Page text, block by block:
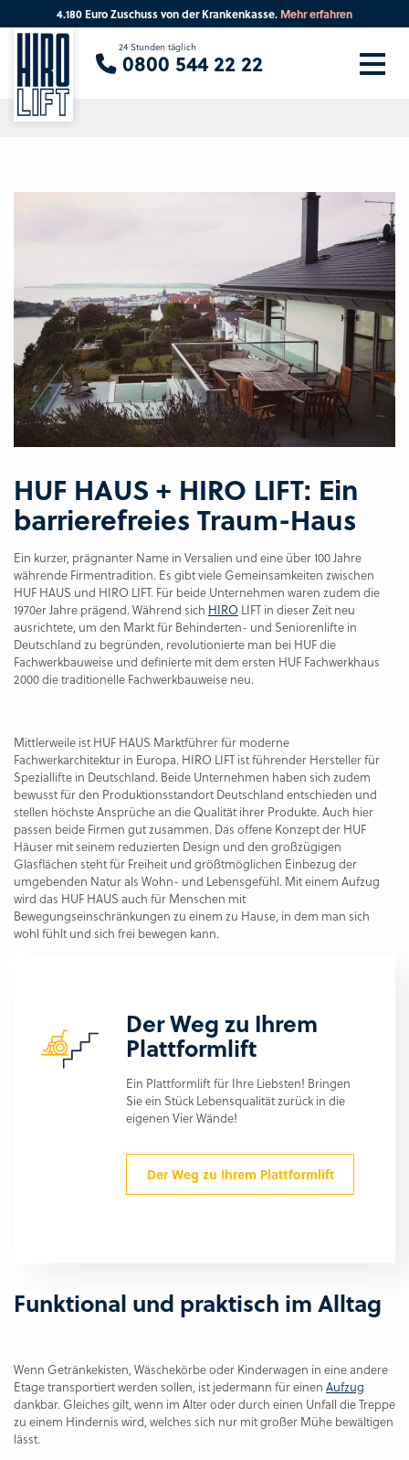
HUF HAUS + HIRO LIFT: Ein
barrierefreies Traum-Haus
Ein kurzer, prägnanter Name in Versalien und eine über 100 Jahre
währende Firmentradition. Es gibt viele Gemeinsamkeiten zwischen
HUF HAUS und HIRO LIFT. Für beide Unternehmen waren zudem die
1970er Jahre prägend. Während sich HIRO LIFT in dieser Zeit neu
ausrichtete, um den Markt für Behinderten- und Seniorenlifte in
Deutschland zu begründen, revolutionierte man bei HUF die
Fachwerkbauweise und definierte mit dem ersten HUF Fachwerkhaus
2000 die traditionelle Fachwerkbauweise neu.
Mittlerweile ist HUF HAUS Marktführer für moderne
Fachwerkarchitektur in Europa. HIRO ­LIFT ist führender Hersteller für
Speziallifte in Deutschland. Beide Unternehmen haben sich zudem
bewusst für den Produktionsstandort Deutschland entschieden und
stellen höchste Ansprüche an die Qualität ihrer Produkte. Auch hier
passen beide Firmen gut zusammen. Das offene Konzept der HUF
Häuser mit seinem reduzierten Design und den großzügigen
Glasflächen steht für Freiheit und größtmöglichen Einbezug der
umgebenden Natur als Wohn- und Lebensgefühl. Mit einem Aufzug
wird das HUF HAUS auch für Menschen mit
Bewegungseinschränkungen zu einem zu Hause, in dem man sich
wohl fühlt und sich frei bewegen kann.
Der Weg zu Ihrem
Plattformlift
Ein Plattformlift für Ihre Liebsten! Bringen
Sie ein Stück Lebensqualität zurück in die
eigenen Vier Wände!
Der Weg zu Ihrem Plattformlift
Funktional und praktisch im Alltag
Wenn Getränkekisten, Wäschekörbe oder Kinderwagen in eine andere
Etage transportiert werden sollen, ist jedermann für einen Aufzug
dankbar. Gleiches gilt, wenn im Alter oder durch einen Unfall die Treppe
zu einem Hindernis wird, welches sich nur mit großer Mühe bewältigen
lässt.
4.180 Euro Zuschuss von der Krankenkasse. Mehr erfahren
24 Stunden täglich
0800 544 22 22
Sie suchen eine Beratung vor Ort?
Ihre PLZ Beratung